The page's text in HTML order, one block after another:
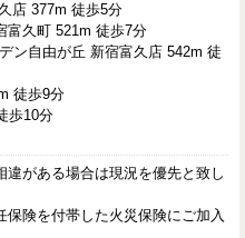
店 377m 徒歩5分
富久町 521m 徒歩7分
ン自由が丘 新宿富久店 542m 徒
徒歩9分
歩10分
がある場合は現況を優先と致し
険を付帯した火災保険にご加入